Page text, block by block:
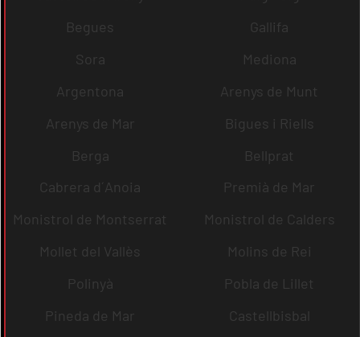
Begues
Gallifa
Sora
Mediona
Argentona
Arenys de Munt
Arenys de Mar
Bigues i Riells
Berga
Bellprat
Cabrera d´Anoia
Premià de Mar
Monistrol de Montserrat
Monistrol de Calders
Mollet del Vallès
Molins de Rei
Polinyà
Pobla de Lillet
Pineda de Mar
Castellbisbal